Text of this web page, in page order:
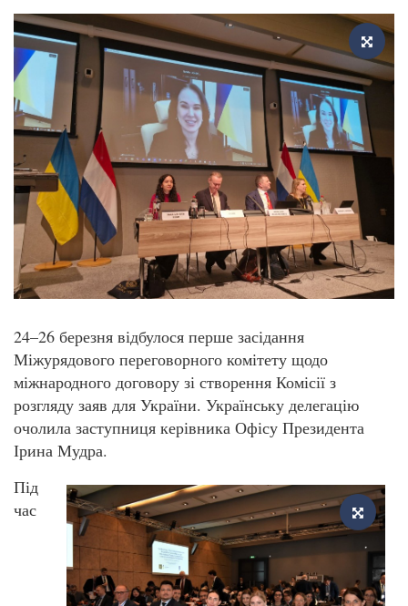
24–26 березня відбулося перше засідання
Міжурядового переговорного комітету щодо
міжнародного договору зі створення Комісії з
розгляду заяв для України. Українську делегацію
очолила заступниця керівника Офісу Президента
Ірина Мудра.
Під
час